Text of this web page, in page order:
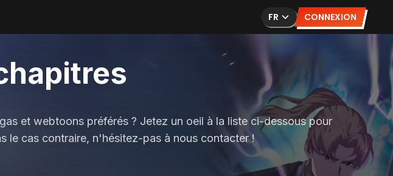
FR CONNEXION
et webtoons préférés ? Jetez un oeil à la liste ci-dessous pour
le cas contraire, n'hésitez-pas à nous contacter !